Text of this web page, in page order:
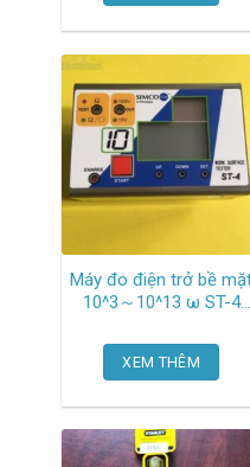
Máy đo điện trở bề
10^3～10^13 ω ST-4
XEM THÊM